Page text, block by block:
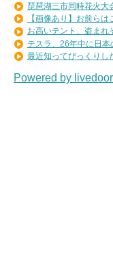
琵琶湖三市同時花火大
【画像あり】お前ら
お高いテント、盗まれ
テスラ、26年中に日
最近知ってびっくりし
Powered by